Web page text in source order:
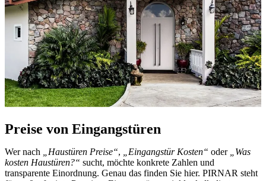
Preise von Eingangstüren
Wer nach „Haustüren Preise“, „Eingangstür Kosten“ oder
„Was
kosten Haustüren?“ sucht, möchte konkrete Zahlen und
transparente Einordnung. Genau das finden Sie hier. PIRNAR steht